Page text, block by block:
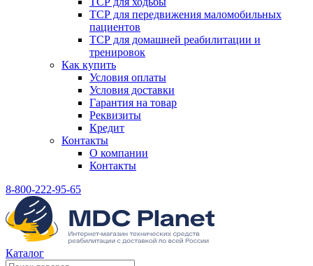
ТСР для передвижения маломобильных
пациентов
ТСР для домашней реабилитации и
тренировок
Как купить
Условия оплаты
Условия доставки
Гарантия на товар
Реквизиты
Кредит
Контакты
О компании
Контакты
8-800-222-95-65
Каталог